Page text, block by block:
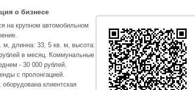
о бизнесе
на крупном автомобильном
длинна: 33, 5 кв. м, высота:
в месяц. Коммунальные
- 30 000 рублей.
с пролонгацией.
клиентская